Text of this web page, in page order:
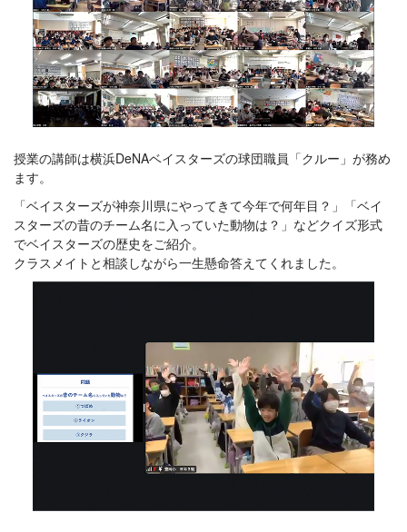
授業の講師は横浜DeNAベイスターズの球団職員「クルー」が務め
ます。
「ベイスターズが神奈川県にやってきて今年で何年目？」「ベイ
スターズの昔のチーム名に入っていた動物は？」などクイズ形式
でベイスターズの歴史をご紹介。
クラスメイトと相談しながら一生懸命答えてくれました。